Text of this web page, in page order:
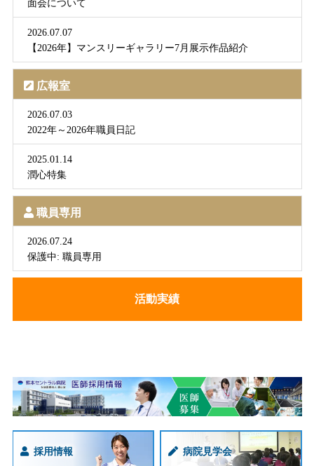
面会について
2026.07.07
【2026年】マンスリーギャラリー7月展示作品紹介
広報室
2026.07.03
2022年～2026年職員日記
2025.01.14
潤心特集
職員専用
2026.07.24
保護中: 職員専用
活動実績
採用情報 病院見学会